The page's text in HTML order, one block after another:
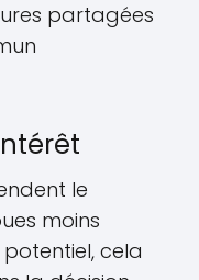
partagées
le
moins
cela